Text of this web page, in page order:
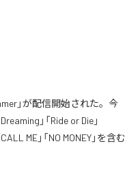
」が配信開始された。今
」「Ride or Die」
ME」「NO MONEY」を含む